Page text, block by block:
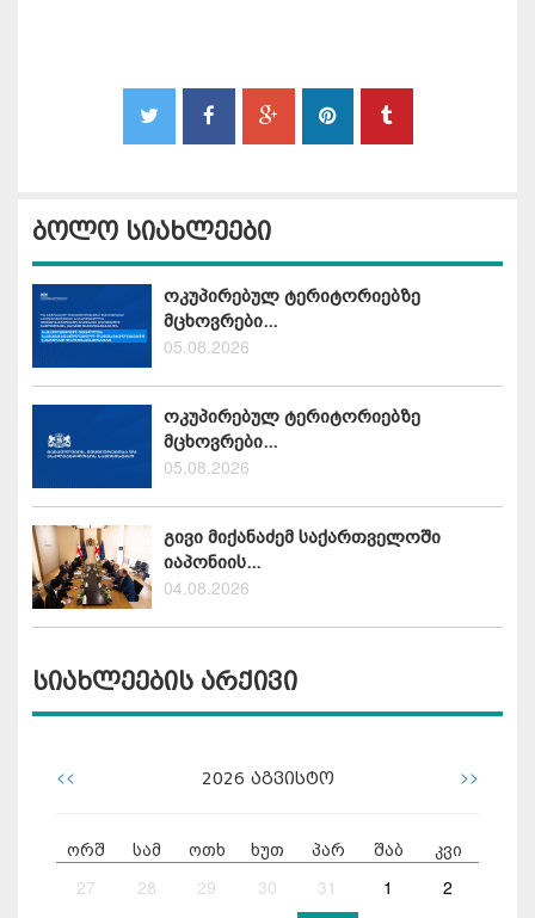
ბოლო სიახლეები
ოკუპირებულ ტერიტორიებზე
მცხოვრები...
05.08.2026
ოკუპირებულ ტერიტორიებზე
მცხოვრები...
05.08.2026
გივი მიქანაძემ საქართველოში
იაპონიის...
04.08.2026
სიახლეების არქივი
<< 2026 აგვისტო >>
ორშ სამ ოთხ ხუთ პარ შაბ კვი
27 28 29 30 31 1 2